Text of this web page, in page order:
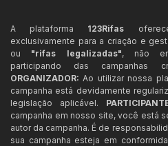
A plataforma 123Rifas
exclusivamente para a criação e
ou "rifas legalizadas", não
participando das campanhas
ORGANIZADOR: Ao utilizar nossa
campanha está devidamente
legislação aplicável.
campanha em nosso site, você está
autor da campanha. É de
sua campanha esteja em